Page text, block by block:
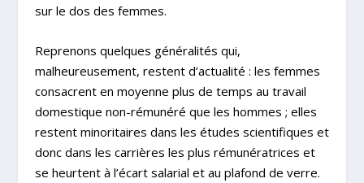
sur le dos des femmes.
Reprenons quelques généralités qui,
malheureusement, restent d’actualité : les femmes
consacrent en moyenne plus de temps au travail
domestique non-rémunéré que les hommes ; elles
restent minoritaires dans les études scientifiques et
donc dans les carrières les plus rémunératrices et
se heurtent à l’écart salarial et au plafond de verre.